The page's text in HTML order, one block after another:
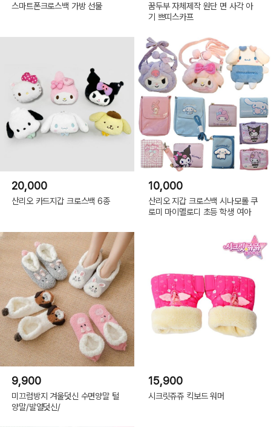
스마트폰크로스백 가방 선물
꿈두부 자체제작 원단 면 사각 아
기 쁘띠스카프
20,000
산리오 카드지갑 크로스백 6종
10,000
산리오 지갑 크로스백 시나모롤 쿠
로미 마이멜로디 초등 학생 여아
9,900
미끄럼방지 겨울덧신 수면양말 털
양말/발열덧신/
15,900
시크릿쥬쥬 킥보드 워머